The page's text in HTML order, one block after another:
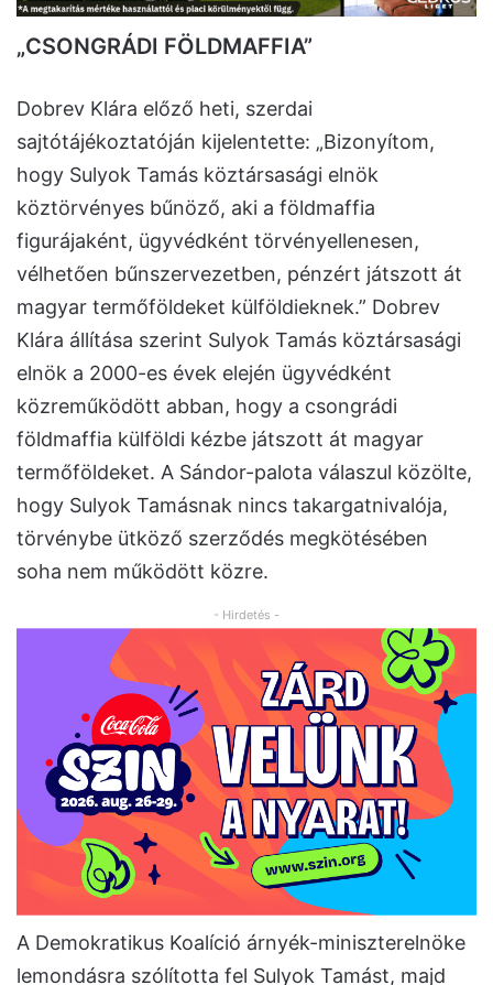
„CSONGRÁDI FÖLDMAFFIA”
Dobrev Klára előző heti, szerdai
sajtótájékoztatóján kijelentette: „Bizonyítom,
hogy Sulyok Tamás köztársasági elnök
köztörvényes bűnöző, aki a földmaffia
figurájaként, ügyvédként törvényellenesen,
vélhetően bűnszervezetben, pénzért játszott át
magyar termőföldeket külföldieknek.” Dobrev
Klára állítása szerint Sulyok Tamás köztársasági
elnök a 2000-es évek elején ügyvédként
közreműködött abban, hogy a csongrádi
földmaffia külföldi kézbe játszott át magyar
termőföldeket. A Sándor-palota válaszul közölte,
hogy Sulyok Tamásnak nincs takargatnivalója,
törvénybe ütköző szerződés megkötésében
soha nem működött közre.
- Hirdetés -
A Demokratikus Koalíció árnyék-miniszterelnöke
lemondásra szólította fel Sulyok Tamást, majd